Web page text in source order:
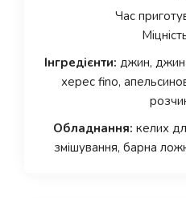
Час
Інгредієнти: джин, джин
херес fino,
Обладнання: келих
змішування, барна